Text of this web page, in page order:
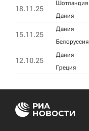
18.11.25
Шотландия
Дания
15.11.25
Дания
Белоруссия
12.10.25
Дания
Греция